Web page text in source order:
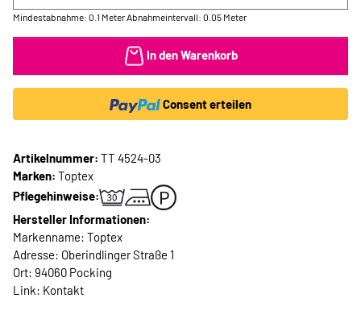
Mindestabnahme: 0.1 Meter Abnahmeintervall: 0.05 Meter
In den Warenkorb
Consent erteilen
Artikelnummer: TT 4524-03
Marken: Toptex
Pflegehinweise:
Hersteller Informationen:
Markenname: Toptex
Adresse: Oberindlinger Straße 1
Ort: 94060 Pocking
Link: Kontakt